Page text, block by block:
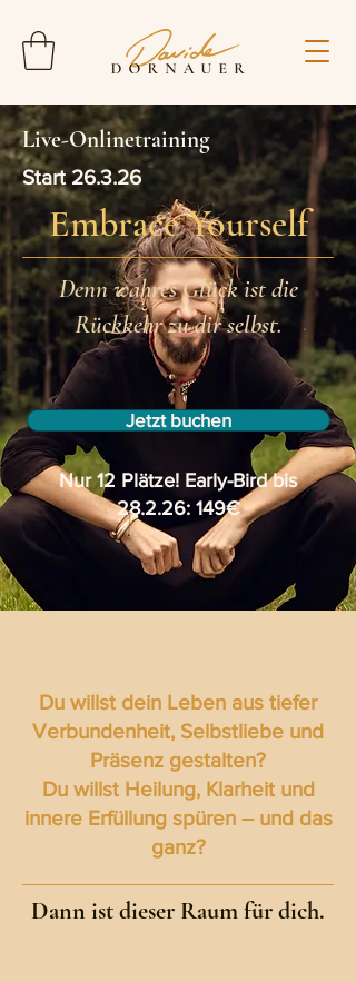
Live-Onlinetraining
Start 26.3.26
Embrace Yourself
Denn wahres Glück ist die
Rückkehr zu dir selbst.
Jetzt buchen
Nur 12 Plätze! Early-Bird bis
28.2.26: 149€
Du willst dein Leben aus tiefer
Verbundenheit, Selbstliebe und
Präsenz gestalten?
Du willst Heilung, Klarheit und
innere Erfüllung spüren – und das
ganz?
Dann ist dieser Raum für dich.